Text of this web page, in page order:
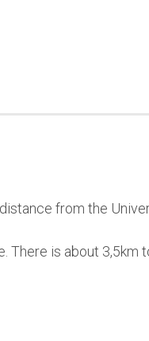
from the
is about 3,5km